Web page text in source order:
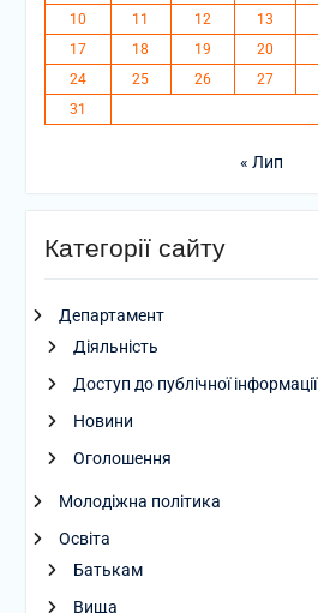
10
11 12 13
17
18 19 20
24
25 26 27
31
« Лип
Категорії сайту
Департамент
Діяльність
Доступ до публічної інформації
Новини
Оголошення
Молодіжна політика
Освіта
Батькам
Вища